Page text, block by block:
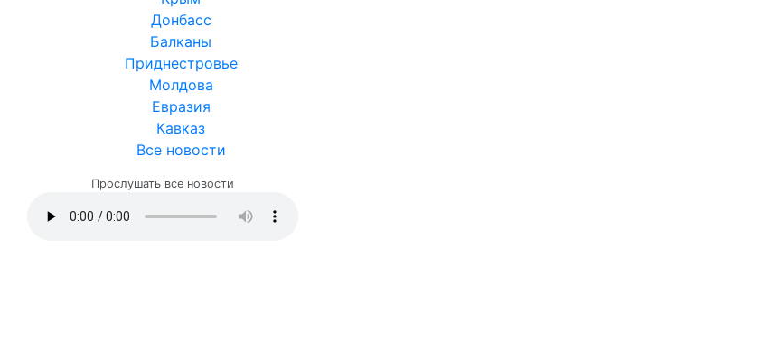
Донбасс
Балканы
Приднестровье
Молдова
Евразия
Кавказ
Все новости
Прослушать все новости